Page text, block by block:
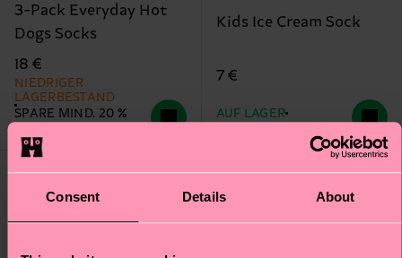
Consent Details About
3-Pack Everyday Hot
Dogs Socks
18 €
NIEDRIGER
LAGERBESTAND
SPARE MIND. 20 %
Kids Ice Cream Sock
7 €
AUF LAGER